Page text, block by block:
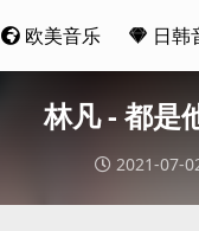
欧美音乐 日韩
林凡 - 都是
2021-07-